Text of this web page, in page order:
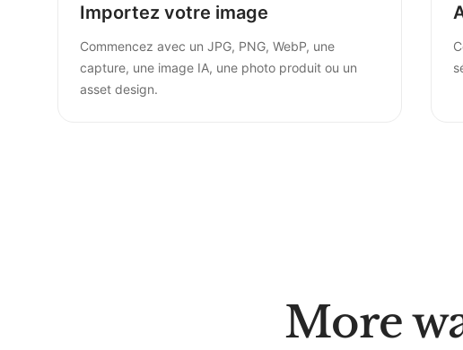
Importez votre image
Commencez avec un JPG, PNG, WebP, une
capture, une image IA, une photo produit ou un
asset design.
More